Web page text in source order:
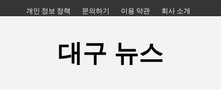
to
개인 정보 정책 문의하기 이용 약관 회사 소개
대구 뉴스